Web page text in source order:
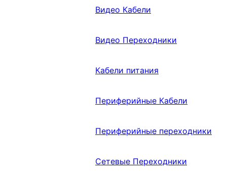
Видео Кабели
Видео Переходники
Кабели питания
Периферийные Кабели
Периферийные переходники
Сетевые Переходники